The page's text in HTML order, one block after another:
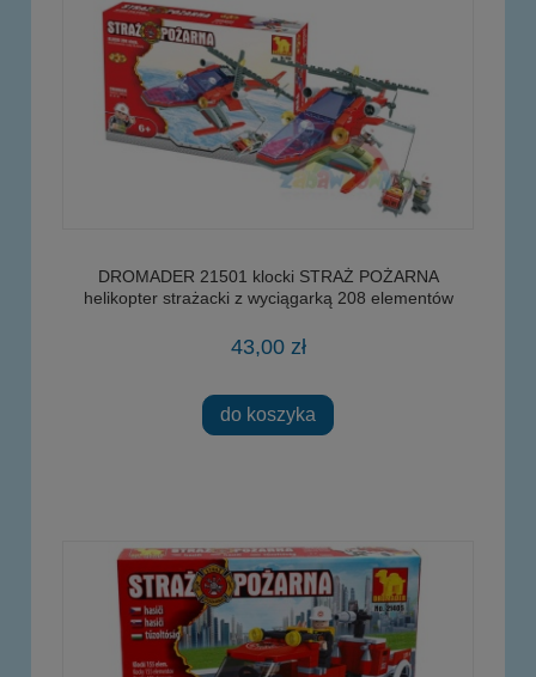
DROMADER 21501 klocki STRAŻ POŻARNA
helikopter strażacki z wyciągarką 208 elementów
43,00 zł
do koszyka